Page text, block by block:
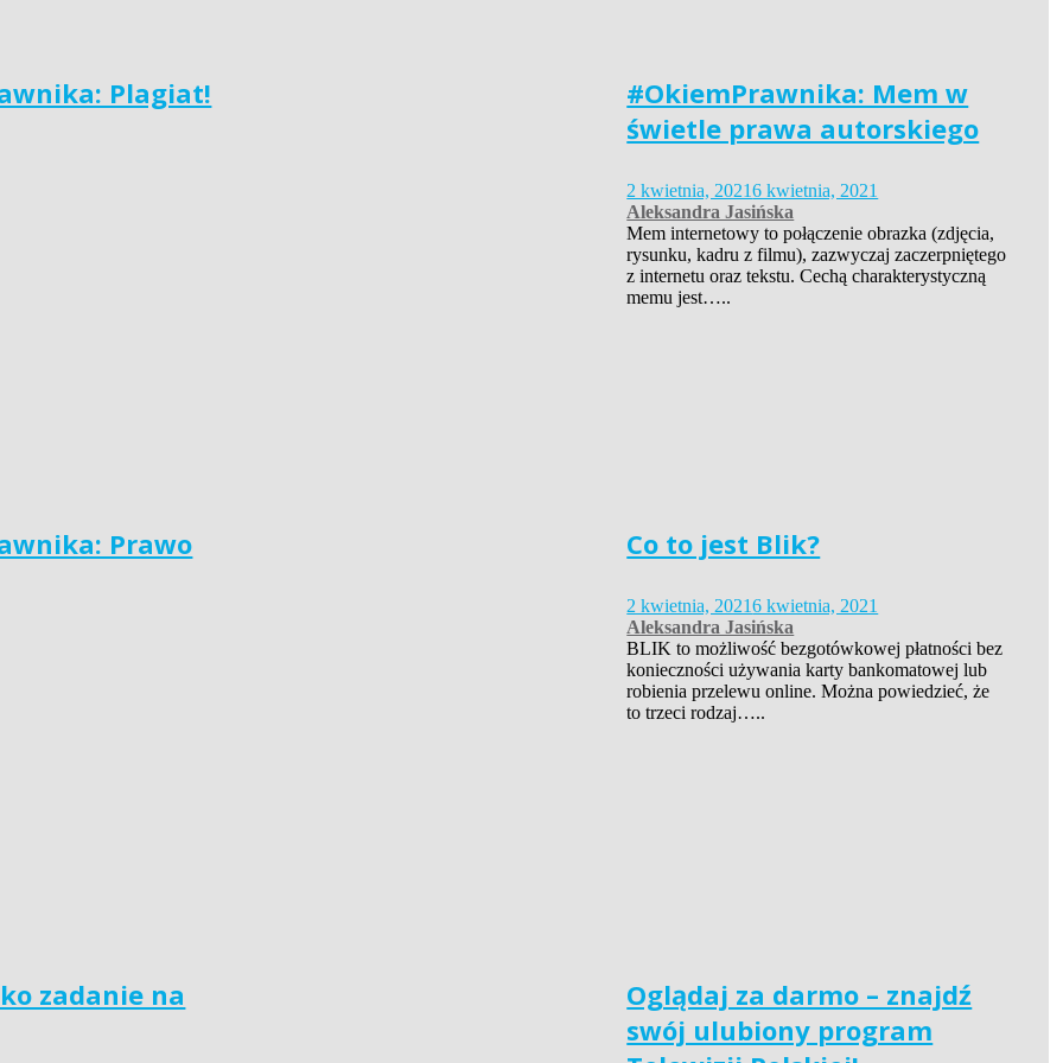
Plagiat!
#OkiemPrawnika: Mem w
świetle prawa autorskiego
2 kwietnia, 20216 kwietnia, 2021
Aleksandra Jasińska
Mem internetowy to połączenie obrazka (zdjęcia,
rysunku, kadru z filmu), zazwyczaj zaczerpniętego
z internetu oraz tekstu. Cechą charakterystyczną
memu jest…..
Prawo
Co to jest Blik?
2 kwietnia, 20216 kwietnia, 2021
Aleksandra Jasińska
BLIK to możliwość bezgotówkowej płatności bez
konieczności używania karty bankomatowej lub
robienia przelewu online. Można powiedzieć, że
to trzeci rodzaj…..
zadanie na
Oglądaj za darmo – znajdź
swój ulubiony program